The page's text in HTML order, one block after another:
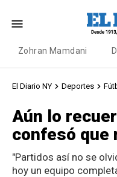
Zohran Mamdani
El Diario NY Deportes
Aún lo
confesó que
"Partidos así no se
hoy un equipo